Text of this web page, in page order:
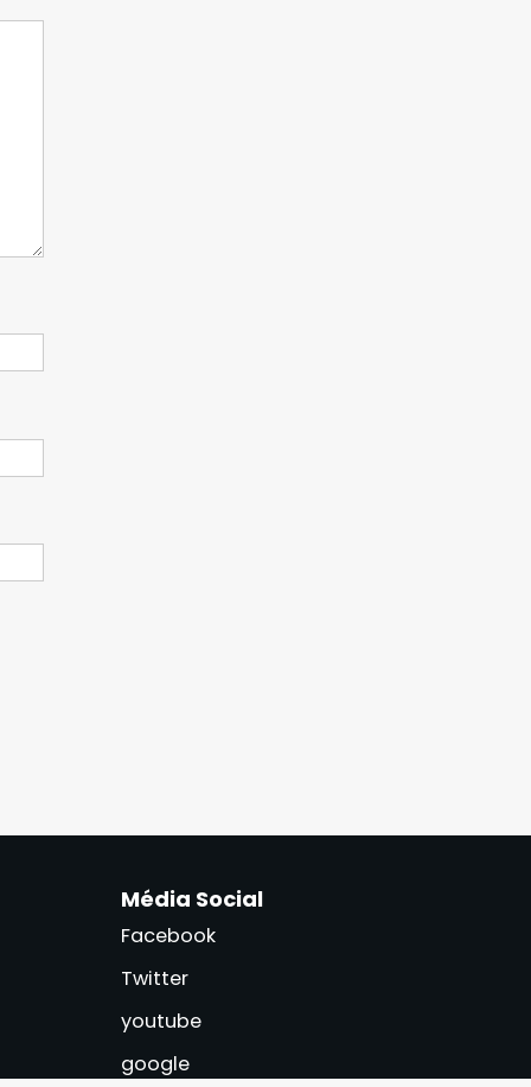
Média Social
Facebook
Twitter
youtube
google